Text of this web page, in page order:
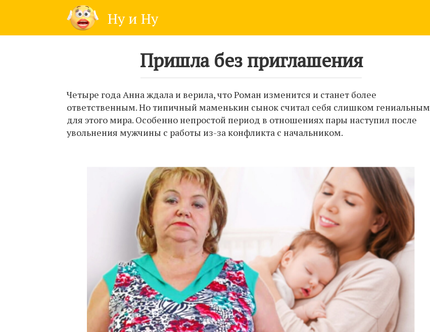
Ну и Ну
Пришла без приглашения
Четыре года Анна ждала и верила, что Роман изменится и станет более
ответственным. Но типичный маменькин сынок считал себя слишком гениальным
для этого мира. Особенно непростой период в отношениях пары наступил после
увольнения мужчины с работы из-за конфликта с начальником.